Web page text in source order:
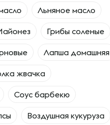
Льняное масло
Грибы соленые
Лапша домашняя
жвачка
Соус барбекю
Воздушная кукуруза